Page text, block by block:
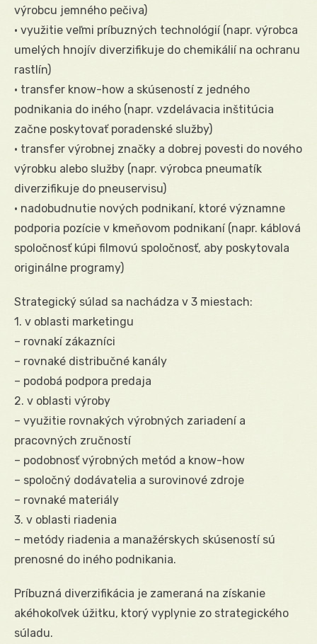
výrobcu jemného pečiva)
• využitie veľmi príbuzných technológií (napr. výrobca
umelých hnojív diverzifikuje do chemikálií na ochranu
rastlín)
• transfer know-how a skúseností z jedného
podnikania do iného (napr. vzdelávacia inštitúcia
začne poskytovať poradenské služby)
• transfer výrobnej značky a dobrej povesti do nového
výrobku alebo služby (napr. výrobca pneumatík
diverzifikuje do pneuservisu)
• nadobudnutie nových podnikaní, ktoré významne
podporia pozície v kmeňovom podnikaní (napr. káblová
spoločnosť kúpi filmovú spoločnosť, aby poskytovala
originálne programy)
Strategický súlad sa nachádza v 3 miestach:
1. v oblasti marketingu
– rovnakí zákazníci
– rovnaké distribučné kanály
– podobá podpora predaja
2. v oblasti výroby
– využitie rovnakých výrobných zariadení a
pracovných zručností
– podobnosť výrobných metód a know-how
– spoločný dodávatelia a surovinové zdroje
– rovnaké materiály
3. v oblasti riadenia
– metódy riadenia a manažérskych skúseností sú
prenosné do iného podnikania.
Príbuzná diverzifikácia je zameraná na získanie
akéhokoľvek úžitku, ktorý vyplynie zo strategického
súladu.